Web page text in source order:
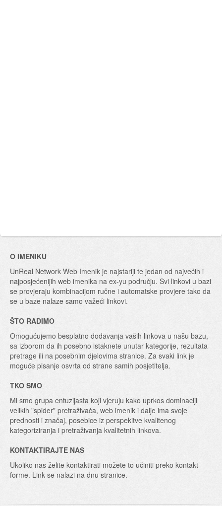
O IMENIKU
UnReal Network Web Imenik je najstariji te jedan od najvećih i
najposjećenijih web imenika na ex-yu području. Svi linkovi u bazi
se provjeraju kombinacijom ručne i automatske provjere tako da
se u baze nalaze samo važeći linkovi.
ŠTO RADIMO
Omogućujemo besplatno dodavanja vaših linkova u našu bazu,
sa izborom da ih posebno istaknete unutar kategorije, rezultata
pretrage ili na posebnim djelovima stranice. Za svaki link je
moguće pisanje osvrta od strane samih posjetitelja.
TKO SMO
Mi smo grupa entuzijasta koji vjeruju kako uprkos dominaciji
velikih "spider" pretraživača, web imenik i dalje ima svoje
prednosti i značaj, posebice iz perspekitve kvalitenog
kategoriziranja i pretraživanja kvalitetnih linkova.
KONTAKTIRAJTE NAS
Ukoliko nas želite kontaktirati možete to učiniti preko kontakt
forme. Link se nalazi na dnu stranice.